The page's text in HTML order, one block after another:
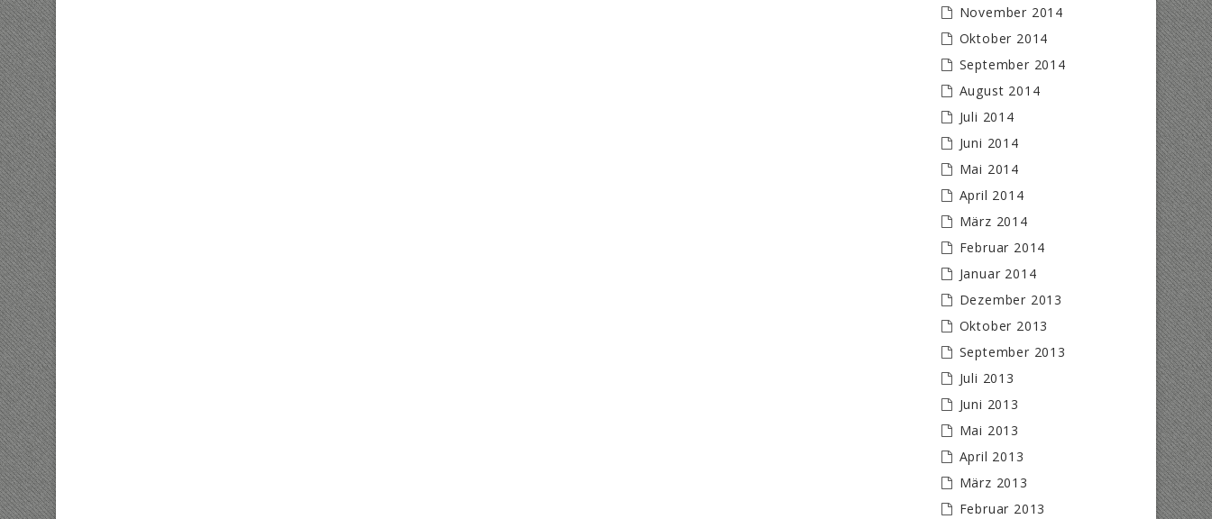
November 2014
Oktober 2014
September 2014
August 2014
Juli 2014
Juni 2014
Mai 2014
April 2014
März 2014
Februar 2014
Januar 2014
Dezember 2013
Oktober 2013
September 2013
Juli 2013
Juni 2013
Mai 2013
April 2013
März 2013
Februar 2013